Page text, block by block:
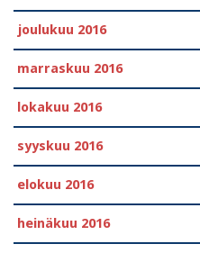
joulukuu 2016
marraskuu 2016
lokakuu 2016
syyskuu 2016
elokuu 2016
heinäkuu 2016